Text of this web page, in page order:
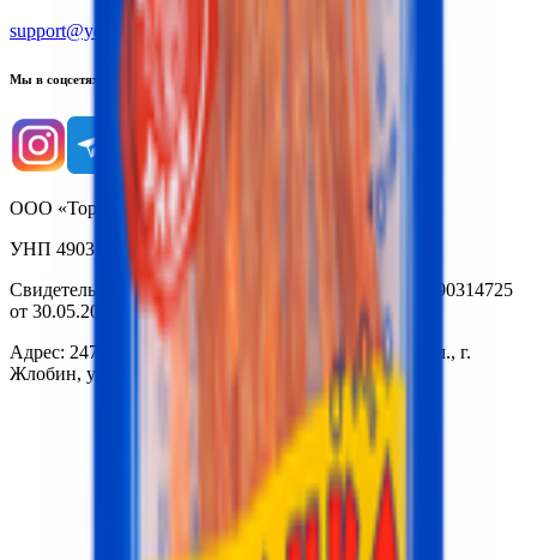
support@yoda.by
Мы в соцсетях
ООО «Торговая сеть «Продмир»
УНП 490314725
Свидетельство о государственной регистрации № 490314725
от 30.05.2003г выдано Гомельским облисполкомом
Адрес: 247210, Республика Беларусь, Гомельская обл., г.
Жлобин, ул. Козлова 2-А